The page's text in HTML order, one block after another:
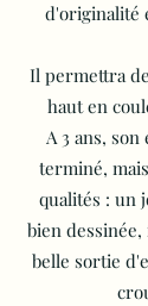
d'originalité
Il permettra
haut en
A 3 ans,
terminé,
qualités : un
bien
belle sortie